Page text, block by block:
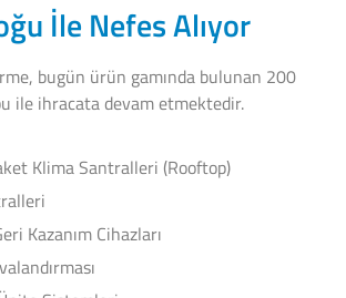
İle Nefes Alıyor
bugün ürün gamında bulunan 200
ile ihracata devam etmektedir.
Klima Santralleri (Rooftop)
Kazanım Cihazları